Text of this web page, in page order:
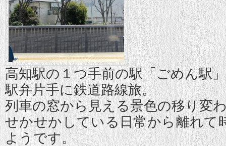
高知駅の１つ手前の駅「ごめん駅」
駅弁片手に鉄道路線旅。
列車の窓から見える景色の移り変
せかせかしている日常から離れて
ようです。